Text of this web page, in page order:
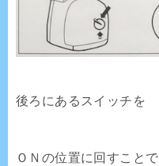
後ろにあるスイッチを
ＯＮの位置に回すことで